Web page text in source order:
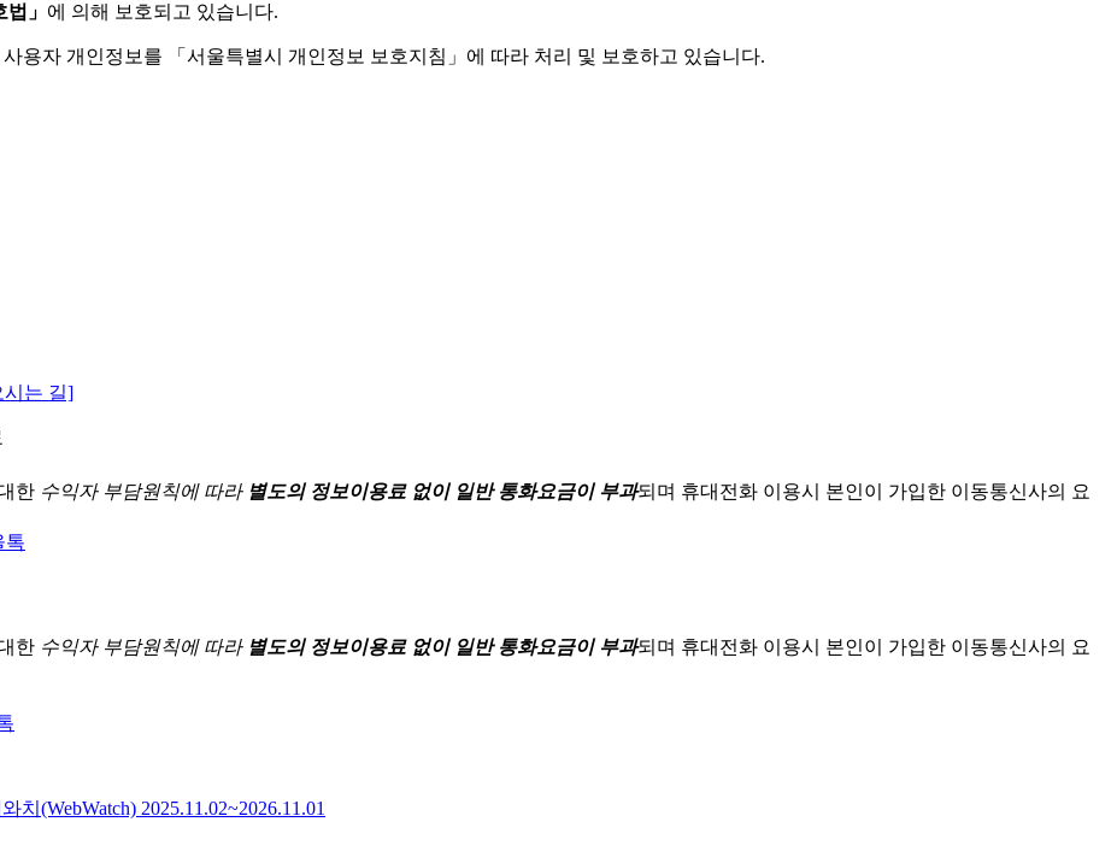
」 에 의해 보호되고 있습니다.
용자 개인정보를 「서울특별시 개인정보 보호지침」에 따라 처리 및 보호하고 있습니다.
시는 길]
한 수익자 부담원칙에 따라 별도의 정보이용료 없이 일반 통화요금이 부과되며 휴대전화 이용시 본인이 가입한 이동통신사의 요
한 수익자 부담원칙에 따라 별도의 정보이용료 없이 일반 통화요금이 부과되며 휴대전화 이용시 본인이 가입한 이동통신사의 요